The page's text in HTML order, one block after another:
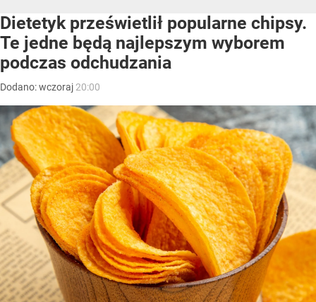
Dietetyk prześwietlił popularne chipsy.
Te jedne będą najlepszym wyborem
podczas odchudzania
Dodano:wczoraj 20:00